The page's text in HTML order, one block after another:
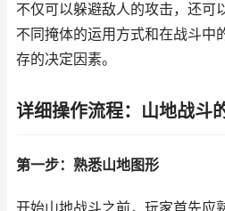
不仅可以躲避敌人的攻击，还可
不同掩体的运用方式和在战斗中
存的决定因素。
详细操作流程：山地战斗
第一步：熟悉山地图形